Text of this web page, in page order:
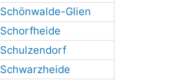
Schönwalde-Glien
Schorfheide
Schulzendorf
Schwarzheide